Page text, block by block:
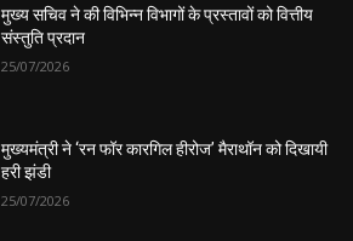
मुख्य सचिव ने की विभिन्न विभागों के प्रस्तावों को वित्तीय
संस्तुति प्रदान
25/07/2026
मुख्यमंत्री ने ‘रन फॉर कारगिल हीरोज’ मैराथॉन को दिखायी
हरी झंडी
25/07/2026